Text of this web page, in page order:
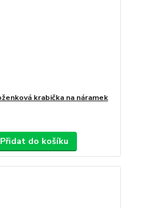
krabička na náramek
Přidat do košíku